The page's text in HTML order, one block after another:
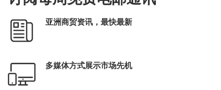
亚洲商贸资讯，最快最新
多媒体方式展示市场先机